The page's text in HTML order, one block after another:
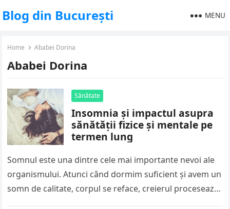
Blog din București MENU
Home Ababei Dorina
Ababei Dorina
Sănătate
Insomnia și impactul asupra
sănătății fizice și mentale pe
termen lung
Somnul este una dintre cele mai importante nevoi ale
organismului. Atunci când dormim suficient și avem un
somn de calitate, corpul se reface, creierul procesează